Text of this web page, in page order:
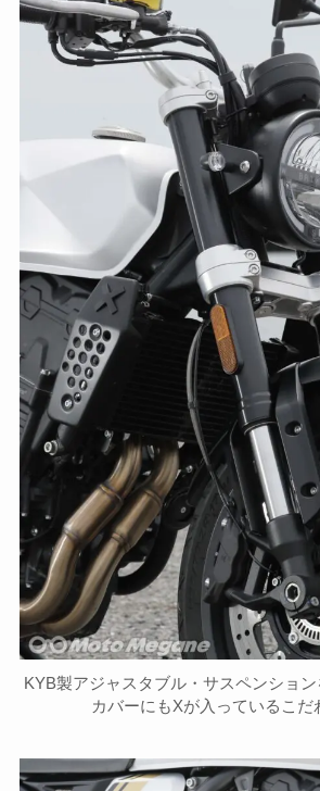
KYB製アジャスタブル・サスペンショ
カバーにもXが入っているこだ